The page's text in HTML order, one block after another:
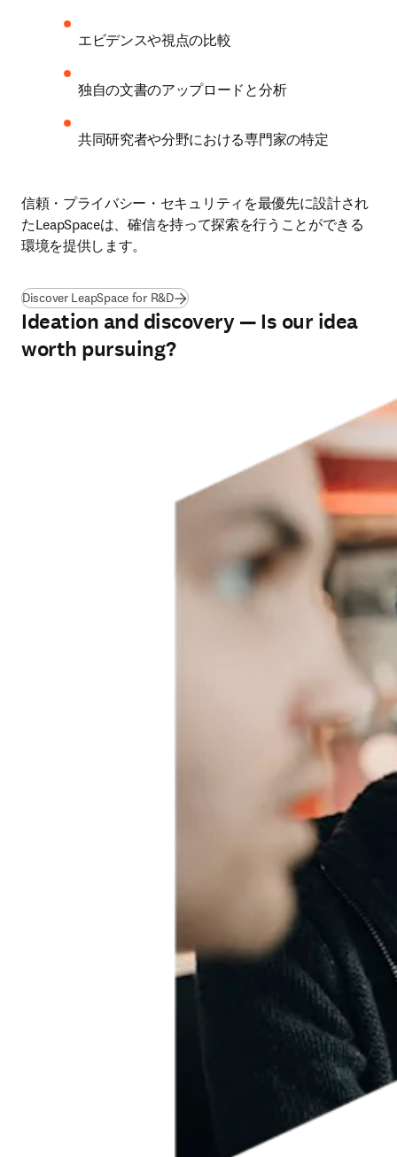
エビデンスや視点の比較
独自の文書のアップロードと分析
共同研究者や分野における専門家の特定
信頼・プライバシー・セキュリティを最優先に設計され
たLeapSpaceは、確信を持って探索を行うことができる
環境を提供します。
Discover LeapSpace for R&D
Ideation and discovery — Is our idea
worth pursuing?